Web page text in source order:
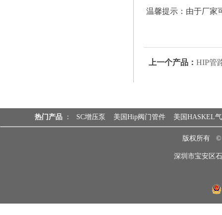
温馨提示：由于厂家
上一个产品： HIP管
热门产品 ： SC增压泵 美国Hip阀门管件 美国HASKEL
版权所有
深圳市宝安区